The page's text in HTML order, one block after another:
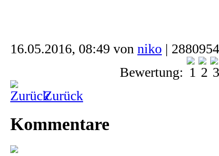
16.05.2016, 08:49 von niko |
Bewertung:
Zurück
Kommentare